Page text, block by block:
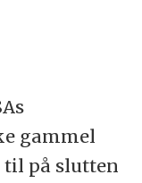
gammel
til på slutten